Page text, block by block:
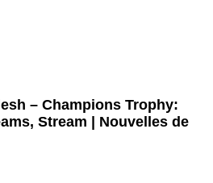
– Champions Trophy:
Stream | Nouvelles de